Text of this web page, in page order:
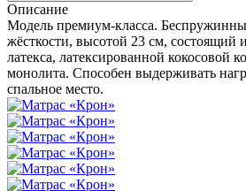
Описание
Модель премиум-класса.
жёсткости, высотой 23 см, состоящий
латекса, латексированной кокосовой
монолита. Способен выдерживать
спальное место.